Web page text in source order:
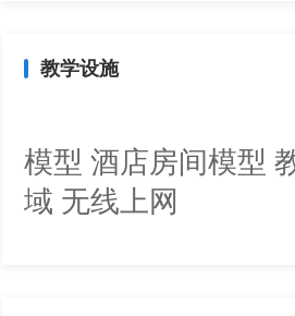
教学设施
培训厨房
模型 酒店房间模型
域 无